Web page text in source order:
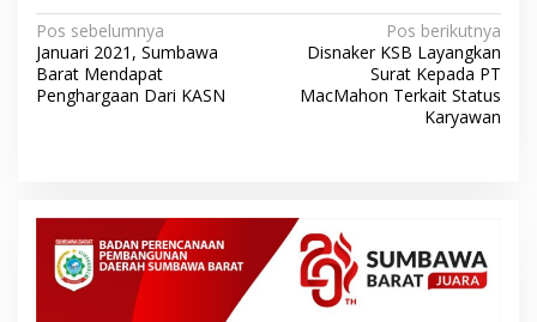
N
a
v
Pos sebelumnya
Januari 2021, Sumbawa
Barat Mendapat
Penghargaan Dari KASN
Pos berikutnya
Disnaker KSB Layangkan
Surat Kepada PT
MacMahon Terkait Status
Karyawan